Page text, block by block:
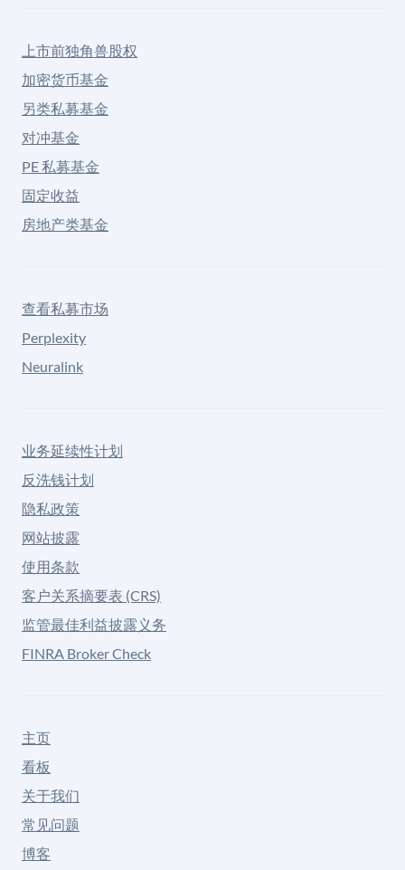
上市前独角兽股权
加密货币基金
另类私募基金
对冲基金
PE 私募基金
固定收益
房地产类基金
查看私募市场
Perplexity
Neuralink
业务延续性计划
反洗钱计划
隐私政策
网站披露
使用条款
客户关系摘要表 (CRS)
监管最佳利益披露义务
FINRA Broker Check
主页
看板
关于我们
常见问题
博客